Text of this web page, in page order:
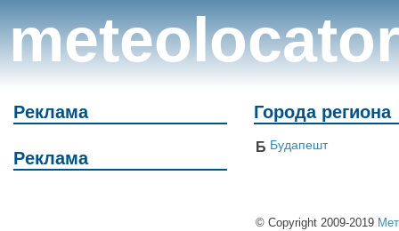
meteolocator
Реклама
Реклама
Города региона
Б Будапешт
© Copyright 2009-2019